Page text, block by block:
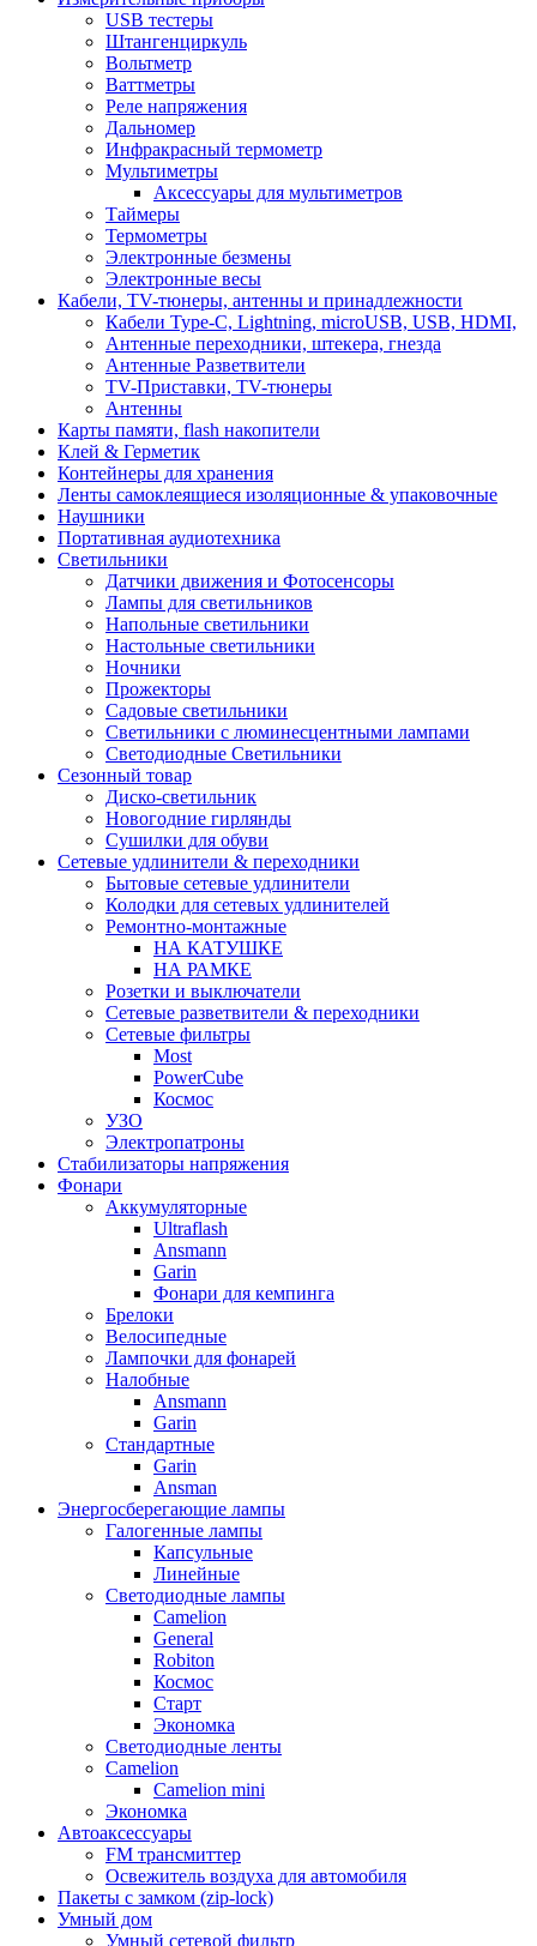
USB тестеры
Штангенциркуль
Вольтметр
Ваттметры
Реле напряжения
Дальномер
Инфракрасный термометр
Мультиметры
Аксессуары для мультиметров
Таймеры
Термометры
Электронные безмены
Электронные весы
Кабели, TV-тюнеры, антенны и принадлежности
Кабели Type-C, Lightning, microUSB, USB, HDMI,
Антенные переходники, штекера, гнезда
Антенные Разветвители
TV-Приставки, TV-тюнеры
Антенны
Карты памяти, flash накопители
Клей & Герметик
Контейнеры для хранения
Ленты самоклеящиеся изоляционные & упаковочные
Наушники
Портативная аудиотехника
Светильники
Датчики движения и Фотосенсоры
Лампы для светильников
Напольные светильники
Настольные светильники
Ночники
Прожекторы
Садовые светильники
Светильники с люминесцентными лампами
Светодиодные Светильники
Сезонный товар
Диско-светильник
Новогодние гирлянды
Сушилки для обуви
Сетевые удлинители & переходники
Бытовые сетевые удлинители
Колодки для сетевых удлинителей
Ремонтно-монтажные
НА КАТУШКЕ
НА РАМКЕ
Розетки и выключатели
Сетевые разветвители & переходники
Сетевые фильтры
Most
PowerCube
Космос
УЗО
Электропатроны
Стабилизаторы напряжения
Фонари
Аккумуляторные
Ultraflash
Ansmann
Garin
Фонари для кемпинга
Брелоки
Велосипедные
Лампочки для фонарей
Налобные
Ansmann
Garin
Стандартные
Garin
Ansman
Энергосберегающие лампы
Галогенные лампы
Капсульные
Линейные
Светодиодные лампы
Camelion
General
Robiton
Космос
Старт
Экономка
Светодиодные ленты
Camelion
Camelion mini
Экономка
Автоаксессуары
FM трансмиттер
Освежитель воздуха для автомобиля
Пакеты с замком (zip-lock)
Умный дом
Умный сетевой фильтр